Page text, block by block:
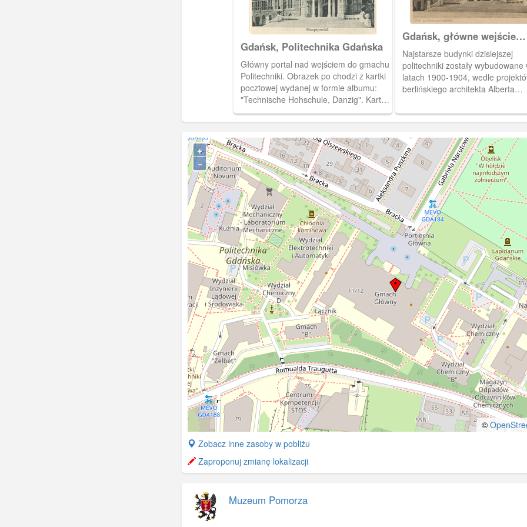
Gdańsk, Politechnika Gdańska
Główny portal nad wejściem do gmachu
Politechniki. Obrazek po chodzi z kartki
pocztowej wydanej w formie albumu:
"Technische Hohschule, Danzig". Kartka
zrobiona jest z twardej tektury, z
wykrojonym w centralnej części
okienkiem. Po otwarciu okienka wyjmuje
się mały album, składający się z 12
zdjęć, (wym.: szer. 8 cm, wys. 6 cm)
złożony w harmonijkę.
Gdańsk, główne wejście
Politechniki Gdańskiej
Najstarsze budynki dzisiejszej
politechniki zostały wybudowane
latach 1900-1904, wedle
berlińskiego architekta Alberta
+
−
©
+
−
Zobacz inne zasoby w pobliżu
Zaproponuj zmianę lokalizacji
Muzeum Pomorza